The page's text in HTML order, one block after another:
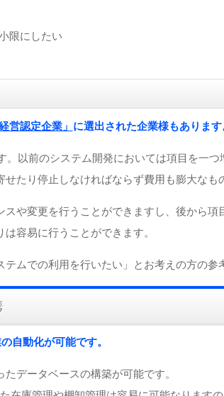
限にしたい
認定企業」 に選出された企業様もあります
以前のシステム開発においては項目を一
たり停止しなければならず費用も膨大なも
や変更を行うことができますし、後から項
容易に行うことができます。
ムでの利用を行いたい」とお考えの方の参
自動化が可能です。
データベースの構築が可能です。